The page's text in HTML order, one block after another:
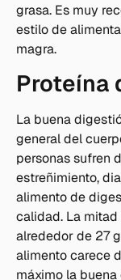
grasa. Es muy
estilo de
magra.
Proteína
La buena
general del
personas sufren
estreñimiento,
alimento de
calidad. La
alrededor de 27
alimento carece
máximo la